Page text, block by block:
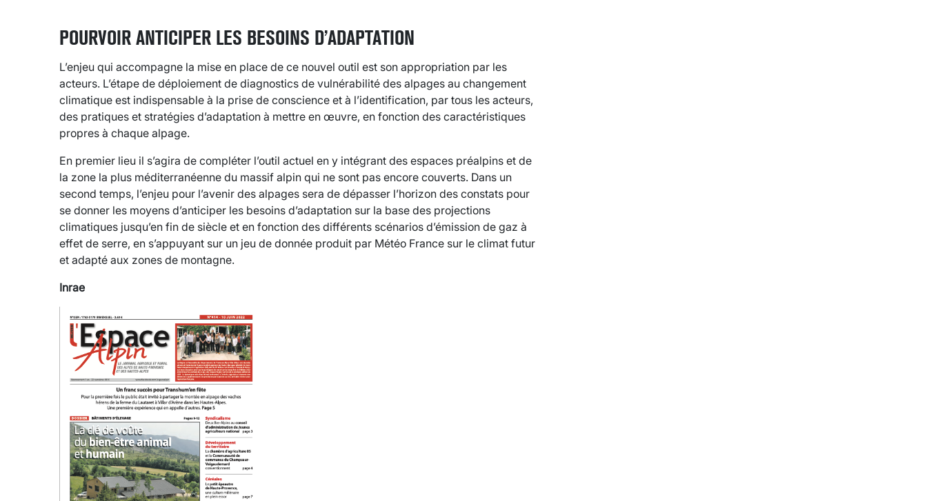
POURVOIR ANTICIPER LES BESOINS D’ADAPTATION
L’enjeu qui accompagne la mise en place de ce nouvel outil est son appropriation par les
acteurs. L’étape de déploiement de diagnostics de vulnérabilité des alpages au changement
climatique est indispensable à la prise de conscience et à l’identification, par tous les acteurs,
des pratiques et stratégies d’adaptation à mettre en œuvre, en fonction des caractéristiques
propres à chaque alpage.
En premier lieu il s’agira de compléter l’outil actuel en y intégrant des espaces préalpins et de
la zone la plus méditerranéenne du massif alpin qui ne sont pas encore couverts. Dans un
second temps, l’enjeu pour l’avenir des alpages sera de dépasser l’horizon des constats pour
se donner les moyens d’anticiper les besoins d’adaptation sur la base des projections
climatiques jusqu’en fin de siècle et en fonction des différents scénarios d’émission de gaz à
effet de serre, en s’appuyant sur un jeu de donnée produit par Météo France sur le climat futur
et adapté aux zones de montagne.
Inrae